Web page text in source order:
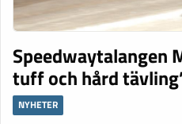
Speedwaytalangen
tuff och hård
NYHETER